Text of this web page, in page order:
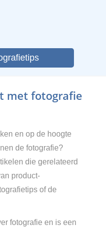
met fotografie
en op de hoogte
de fotografie?
die gerelateerd
product-
of de
fotografie en is een